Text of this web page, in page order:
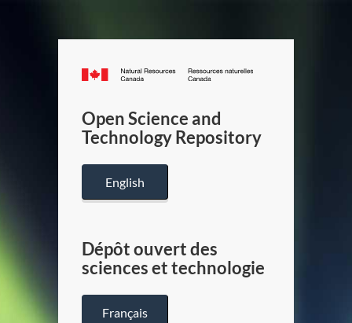
Canada.ca
/
Canada
Open Science and
Technology Repository
English
Dépôt ouvert des
sciences et technologie
Français